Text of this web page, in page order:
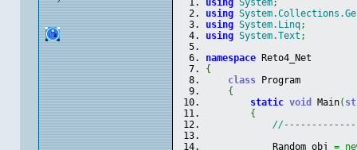
using System;
using
using System.Linq;
using System.Text ;
namespace Reto4_Net
{
class Program
{
static void Main(
{
Random obj =